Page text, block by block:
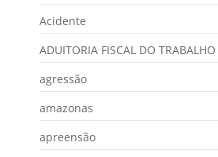
Acidente
ADUITORIA FISCAL DO TRABALHO
agressão
amazonas
apreensão